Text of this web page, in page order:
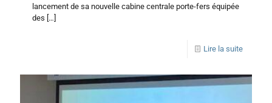
lancement de sa nouvelle cabine centrale porte-fers équipée
des […]
Lire la suite